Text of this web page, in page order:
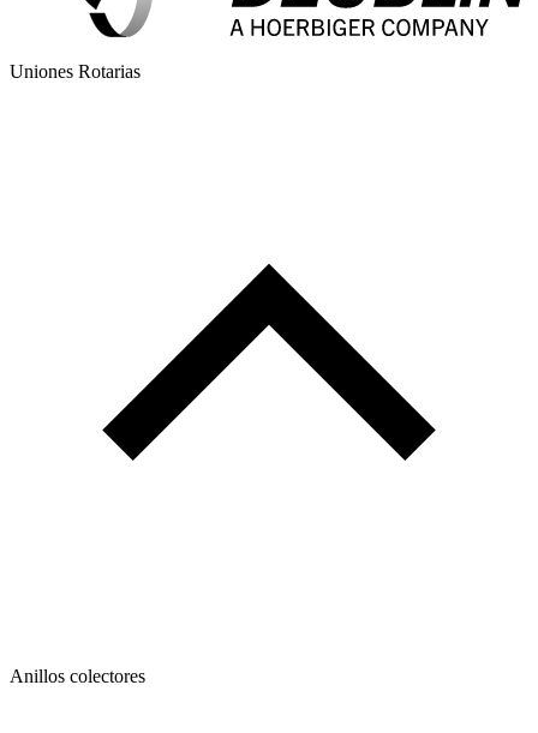
Uniones Rotarias
Anillos colectores